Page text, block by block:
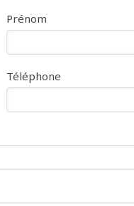
Prénom
Téléphone